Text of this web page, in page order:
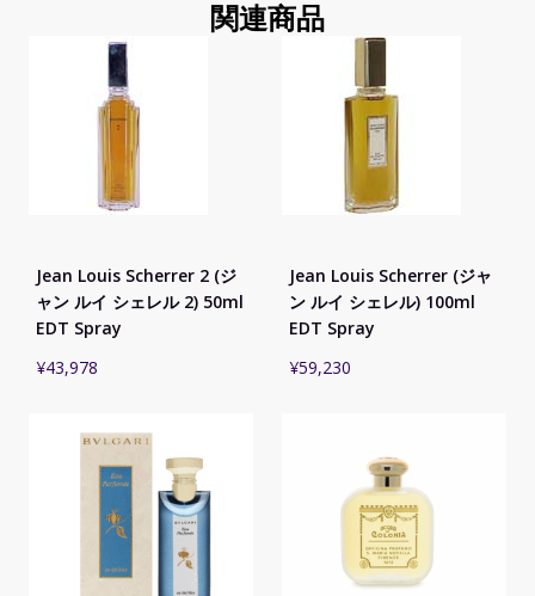
関連商品
Jean Louis Scherrer 2 (ジ
ャン ルイ シェレル 2) 50ml
EDT Spray
¥43,978
Jean Louis Scherrer (ジャ
ン ルイ シェレル) 100ml
EDT Spray
¥59,230